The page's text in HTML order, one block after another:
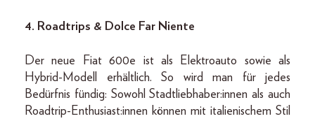
4. Roadtrips & Dolce Far Niente
Der neue Fiat 600e ist als Elektroauto sowie als
Hybrid-Modell erhältlich. So wird man für jedes
Bedürfnis fündig: Sowohl Stadtliebhaber:innen als auch
Roadtrip-Enthusiast:innen können mit italienischem Stil